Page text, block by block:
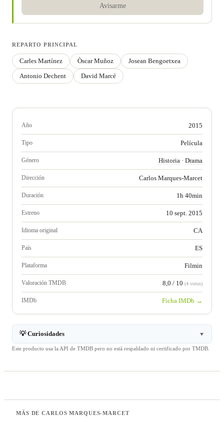
Avisarme
REPARTO PRINCIPAL
Carles Martínez Òscar Muñoz
Josean Bengoetxea
Antonio Dechent
David Marcé
Año 2015
Tipo Película
Género Historia · Drama
Dirección Carlos Marques-Marcet
Duración 1h 40min
Estreno 10 sept. 2015
Idioma original CA
País ES
Plataforma Filmin
Valoración TMDB 8,0 / 10 (4 votos)
IMDb Ficha IMDb →
💡 Curiosidades ▼
Este producto usa la API de TMDB pero no está respaldado ni certificado por TMDB.
MÁS DE CARLOS MARQUES-MARCET